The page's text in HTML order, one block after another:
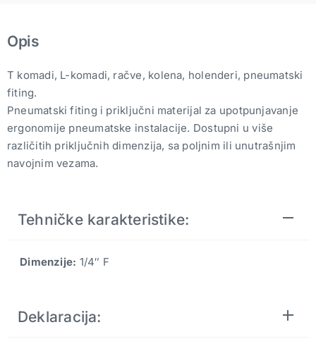
Opis
T komadi, L-komadi, račve, kolena, holenderi, pneumatski
fiting.
Pneumatski fiting i priključni materijal za upotpunjavanje
ergonomije pneumatske instalacije. Dostupni u više
različitih priključnih dimenzija, sa poljnim ili unutrašnjim
navojnim vezama.
Tehničke karakteristike:
Dimenzije: 1/4″ F
Deklaracija: